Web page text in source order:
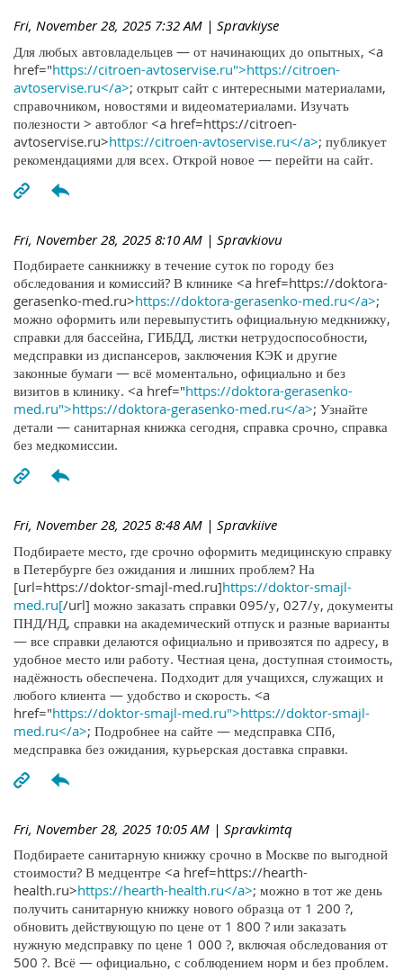
Fri, November 28, 2025 7:32 AM | Spravkiyse
Для любых автовладельцев — от начинающих до опытных, <a
href="https://citroen-avtoservise.ru">https://citroen-
avtoservise.ru</a>; открыт сайт с интересными материалами,
справочником, новостями и видеоматериалами. Изучать
полезности > автоблог <a href=https://citroen-
avtoservise.ru>https://citroen-avtoservise.ru</a>; публикует
рекомендациями для всех. Открой новое — перейти на сайт.
Fri, November 28, 2025 8:10 AM | Spravkiovu
Подбираете санкнижку в течение суток по городу без
обследования и комиссий? В клинике <a href=https://doktora-
gerasenko-med.ru>https://doktora-gerasenko-med.ru</a>;
можно оформить или перевыпустить официальную медкнижку,
справки для бассейна, ГИБДД, листки нетрудоспособности,
медсправки из диспансеров, заключения КЭК и другие
законные бумаги — всё моментально, официально и без
визитов в клинику. <a href="https://doktora-gerasenko-
med.ru">https://doktora-gerasenko-med.ru</a>; Узнайте
детали — санитарная книжка сегодня, справка срочно, справка
без медкомиссии.
Fri, November 28, 2025 8:48 AM | Spravkiive
Подбираете место, где срочно оформить медицинскую справку
в Петербурге без ожидания и лишних проблем? На
[url=https://doktor-smajl-med.ru]https://doktor-smajl-
med.ru[/url] можно заказать справки 095/у, 027/у, документы
ПНД/НД, справки на академический отпуск и разные варианты
— все справки делаются официально и привозятся по адресу, в
удобное место или работу. Честная цена, доступная стоимость,
надёжность обеспечена. Подходит для учащихся, служащих и
любого клиента — удобство и скорость. <a
href="https://doktor-smajl-med.ru">https://doktor-smajl-
med.ru</a>; Подробнее на сайте — медсправка СПб,
медсправка без ожидания, курьерская доставка справки.
Fri, November 28, 2025 10:05 AM | Spravkimtq
Подбираете санитарную книжку срочно в Москве по выгодной
стоимости? В медцентре <a href=https://hearth-
health.ru>https://hearth-health.ru</a>; можно в тот же день
получить санитарную книжку нового образца от 1 200 ?,
обновить действующую по цене от 1 800 ? или заказать
нужную медсправку по цене 1 000 ?, включая обследования от
500 ?. Всё — официально, с соблюдением норм и без проблем.